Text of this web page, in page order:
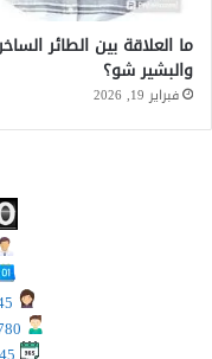
ما العلاقة بين الطائر
والبشير شو؟
فبراير 19, 2026